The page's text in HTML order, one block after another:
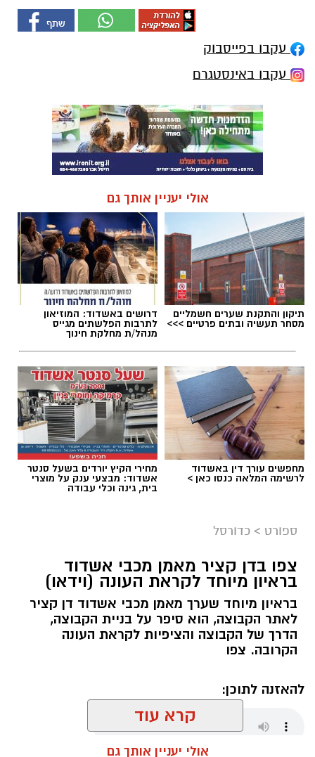
עקבו בפייסבוק
עקבו באינסטגרם
אולי יעניין אותך גם
תיקון והתקנת שערים חשמליים
מסחר תעשיה ובתים פרטיים >>>
דרושים באשדוד: המוזיאון
לתרבות הפלשתים מגייס
מנהל/ת מחלקת חינוך
מחפשים עורך דין באשדוד
לרשימה המלאה כנסו כאן >
מחירי הקיץ יורדים בשעל סנטר
אשדוד: מבצעי ענק על מוצרי
בית, גינה וכלי עבודה
ספורט > כדורסל
צפו בדן קציר מאמן מכבי אשדוד
בראיון מיוחד לקראת העונה (וידאו)
בראיון מיוחד שערך מאמן מכבי אשדוד דן קציר
לאתר הקבוצה, הוא סיפר על בניית הקבוצה,
הדרך של הקבוצה והציפיות לקראת העונה
הקרובה. צפו
להאזנה לתוכן:
קרא עוד
אולי יעניין אותך גם